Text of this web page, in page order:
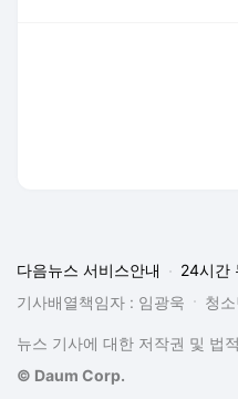
다음뉴스 서비스안내 24시간
기사배열책임자 : 임광욱
청
뉴스 기사에 대한 저작권 및 법
© Daum Corp.